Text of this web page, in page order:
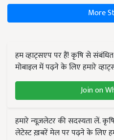
More
हम व्हाट्सएप पर हैं! कृषि से
मोबाइल में पढ़ने के लिए हमारे
Join on
हमारे न्यूज़लेटर की सदस्यता लें.
लेटेस्ट ख़बरें मेल पर पढ़ने के लिए